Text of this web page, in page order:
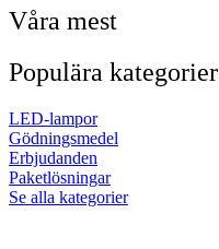
Våra mest
Populära kategorier
LED-lampor
Gödningsmedel
Erbjudanden
Paketlösningar
Se alla kategorier